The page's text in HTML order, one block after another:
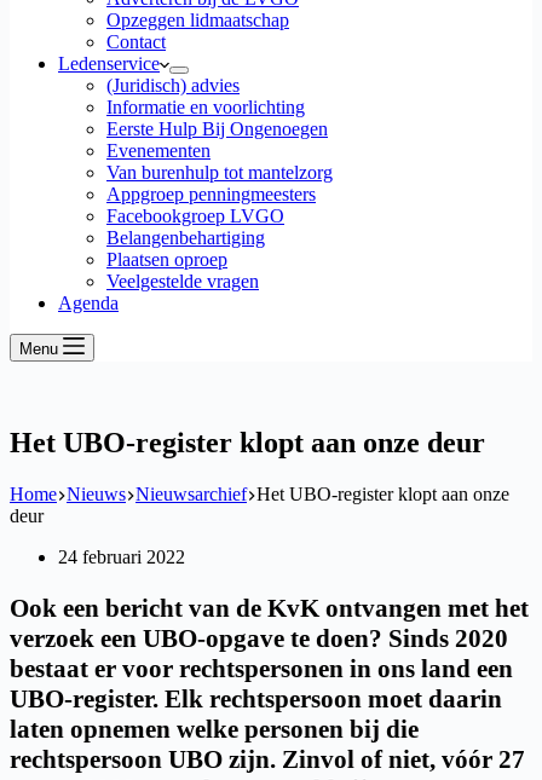
Opzeggen lidmaatschap
Contact
Ledenservice
(Juridisch) advies
Informatie en voorlichting
Eerste Hulp Bij Ongenoegen
Evenementen
Van burenhulp tot mantelzorg
Appgroep penningmeesters
Facebookgroep LVGO
Belangenbehartiging
Plaatsen oproep
Veelgestelde vragen
Agenda
Menu
Het UBO-register klopt aan onze deur
Home Nieuws Nieuwsarchief Het UBO-register klopt aan onze
deur
24 februari 2022
Ook een bericht van de KvK ontvangen met het
verzoek een UBO-opgave te doen? Sinds 2020
bestaat er voor rechtspersonen in ons land een
UBO-register. Elk rechtspersoon moet daarin
laten opnemen welke personen bij die
rechtspersoon UBO zijn. Zinvol of niet, vóór 27